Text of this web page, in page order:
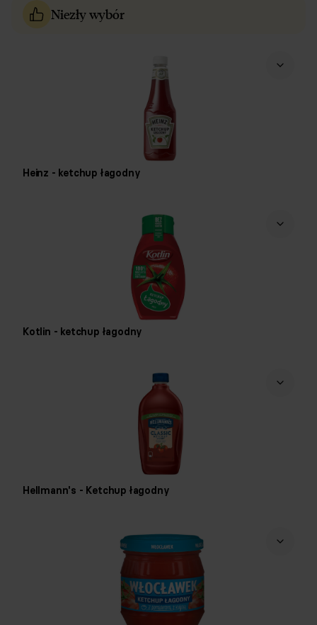
Niezły wybór
Heinz - ketchup łagodny
Kotlin - ketchup łagodny
Hellmann's - Ketchup łagodny